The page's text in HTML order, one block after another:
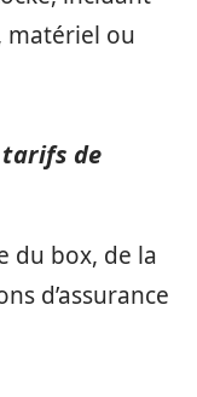
matériel ou
de
du box, de la
d’assurance